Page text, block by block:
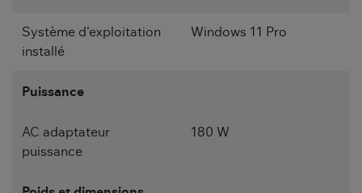
Système d'exploitation
installé
Windows 11 Pro
Puissance
AC adaptateur
puissance
180 W